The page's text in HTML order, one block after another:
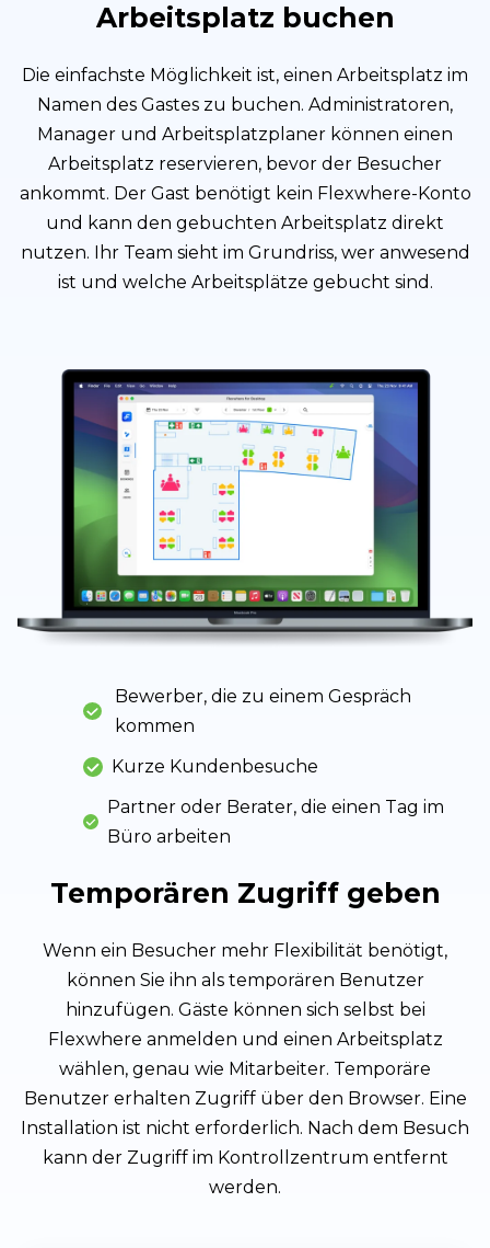
Arbeitsplatz buchen
Die einfachste Möglichkeit ist, einen Arbeitsplatz im
Namen des Gastes zu buchen. Administratoren,
Manager und Arbeitsplatzplaner können einen
Arbeitsplatz reservieren, bevor der Besucher
ankommt. Der Gast benötigt kein Flexwhere-Konto
und kann den gebuchten Arbeitsplatz direkt
nutzen. Ihr Team sieht im Grundriss, wer anwesend
ist und welche Arbeitsplätze gebucht sind.
Bewerber, die zu einem Gespräch
kommen
Kurze Kundenbesuche
Partner oder Berater, die einen Tag im
Büro arbeiten
Temporären Zugriff geben
Wenn ein Besucher mehr Flexibilität benötigt,
können Sie ihn als temporären Benutzer
hinzufügen. Gäste können sich selbst bei
Flexwhere anmelden und einen Arbeitsplatz
wählen, genau wie Mitarbeiter. Temporäre
Benutzer erhalten Zugriff über den Browser. Eine
Installation ist nicht erforderlich. Nach dem Besuch
kann der Zugriff im Kontrollzentrum entfernt
werden.